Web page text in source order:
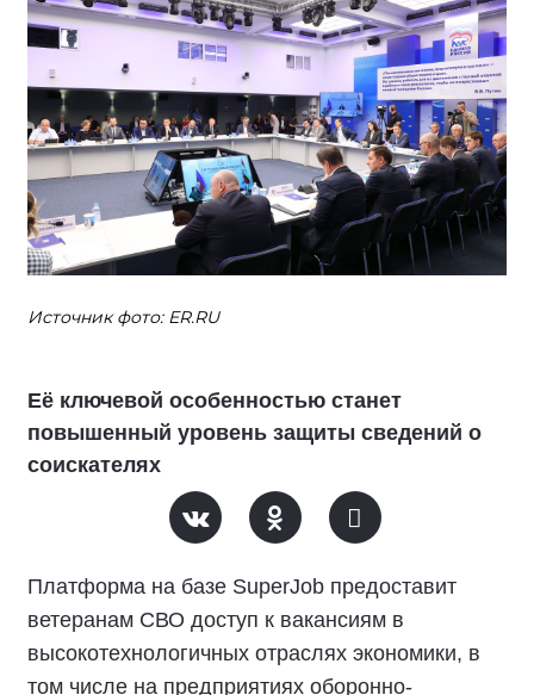
Источник фото: ER.RU
Её ключевой особенностью станет
повышенный уровень защиты сведений о
соискателях
Платформа на базе SuperJob предоставит
ветеранам СВО доступ к вакансиям в
высокотехнологичных отраслях экономики, в
том числе на предприятиях оборонно-